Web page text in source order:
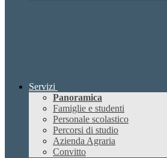
Servizi
Panoramica
Famiglie e studenti
Personale scolastico
Percorsi di studio
Azienda Agraria
Convitto